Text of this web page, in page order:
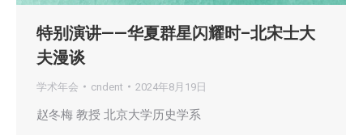
特别演讲——华夏群星闪耀时–北宋士大
夫漫谈
学术年会 cndent 2024年8月19日
赵冬梅 教授 北京大学历史学系